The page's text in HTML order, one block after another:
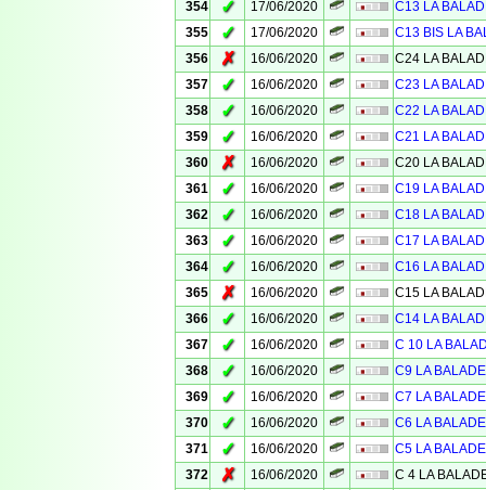
354
✓ 17/06/2020
C13 LA
355
✓ 17/06/2020
C13 BIS LA
356
✗ 16/06/2020
C24 LA
357
✓ 16/06/2020
C23 LA
358
✓ 16/06/2020
C22 LA
359
✓ 16/06/2020
C21 LA
360
✗ 16/06/2020
C20 LA
361
✓ 16/06/2020
C19 LA
362
✓ 16/06/2020
C18 LA
363
✓ 16/06/2020
C17 LA
364
✓ 16/06/2020
C16 LA
365
✗ 16/06/2020
C15 LA
366
✓ 16/06/2020
C14 LA
367
✓ 16/06/2020
C 10 LA
368
✓ 16/06/2020
C9 LA
369
✓ 16/06/2020
C7 LA
370
✓ 16/06/2020
C6 LA
371
✓ 16/06/2020
C5 LA
372
✗ 16/06/2020
C 4 LA